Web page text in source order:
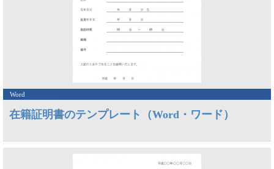
Word
在籍証明書のテンプレート（Word・ワード）